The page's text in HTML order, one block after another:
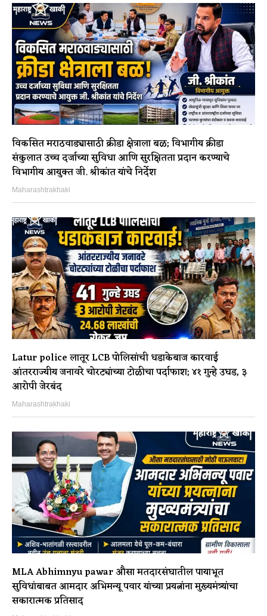
विकसित मराठवाड्यासाठी क्रीडा क्षेत्राला बळ; विभागीय क्रीडा
संकुलात उच्च दर्जाच्या सुविधा आणि सुरक्षितता प्रदान करण्याचे
विभागीय आयुक्त जी. श्रीकांत यांचे निर्देश
Maharashtrakhaki
Latur police लातूर LCB पोलिसांची धडाकेबाज कारवाई
आंतरराज्यीय जनावरे चोरट्यांच्या टोळीचा पर्दाफाश; ४१ गुन्हे उघड, ३
आरोपी जेरबंद
Maharashtrakhaki
MLA Abhimnyu pawar औसा मतदारसंघातील पायाभूत
सुविधांबाबत आमदार अभिमन्यू पवार यांच्या प्रयत्नांना मुख्यमंत्र्यांचा
सकारात्मक प्रतिसाद